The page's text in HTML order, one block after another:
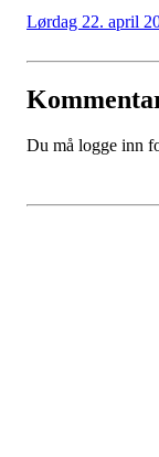
Lørdag 22. april
Du må logge inn